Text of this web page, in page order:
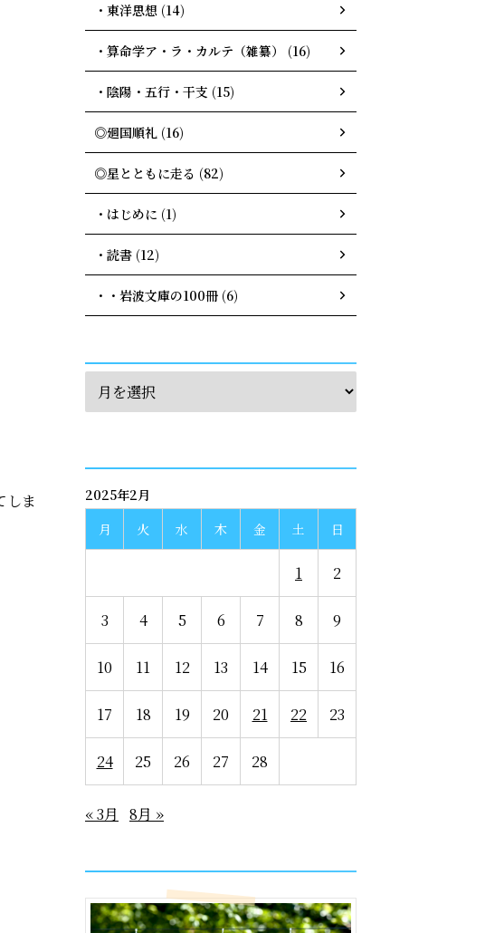
しま
・東洋思想 (14)
・算命学ア・ラ・カルテ（雑纂） (16)
・陰陽・五行・干支 (15)
◎廻国順礼 (16)
◎星とともに走る (82)
・はじめに (1)
・読書 (12)
・・岩波文庫の100冊 (6)
2025年2月
月
火 水 木 金 土 日
1 2
3 4 5 6 7 8 9
10 11 12 13 14 15 16
17 18 19 20 21 22 23
24 25 26 27 28
« 3月 8月 »